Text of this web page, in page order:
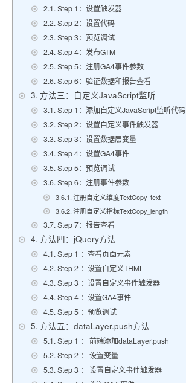
Step 1：设置触发器
Step 2：设置代码
Step 3：预览调试
Step 4：发布GTM
Step 5：注册GA4事件参数
Step 6：验证数据和报告查看
方法三：自定义JavaScript监听
Step 1：添加自定义JavaScript监听代码
Step 2：设置自定义事件触发器
Step 3：设置数据层变量
Step 4：设置GA4事件
Step 5：预览调试
Step 6：注册事件参数
注册自定义维度TextCopy_text
注册自定义指标TextCopy_length
Step 7：报告查看
方法四：jQuery方法
Step 1 ：查看页面元素
Step 2 ：设置自定义THML
Step 3 ：设置自定义事件触发器
Step 4 ：设置GA4事件
Step 5 ：预览调试
方法五：dataLayer.push方法
Step 1 ： 前端添加dataLayer.push
Step 2 ： 设置变量
Step 3 ： 设置自定义事件触发器